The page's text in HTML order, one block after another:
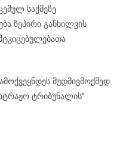
საქმეზე
ზეპირი განხილვის
მუდმივმოქმედ
ტრიბუნალის’’